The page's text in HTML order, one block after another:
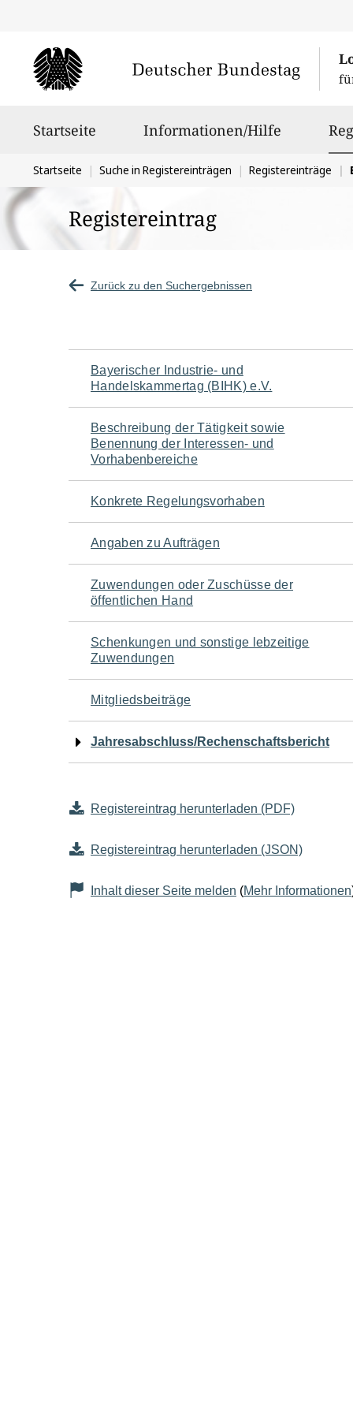
Startseite Informationen/Hilfe
Sie
befinden
sich
hier:
Startseite Suche in Registereinträgen Registereinträge
Registereintrag
Zurück zu den Suchergebnissen
Navigation
für
den
Seiteninhalt
Bayerischer Industrie- und
Handelskammertag (BIHK) e.V.
Beschreibung der Tätigkeit sowie
Benennung der Interessen- und
Vorhabenbereiche
Konkrete Regelungsvorhaben
Angaben zu Aufträgen
Zuwendungen oder Zuschüsse der
öffentlichen Hand
Schenkungen und sonstige lebzeitige
Zuwendungen
Mitgliedsbeiträge
Jahresabschluss/Rechenschaftsbericht
Registereintrag herunterladen (PDF)
Registereintrag herunterladen (JSON)
Inhalt dieser Seite melden (Mehr Informationen